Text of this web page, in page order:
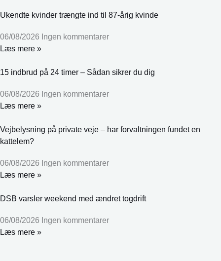
Ukendte kvinder trængte ind til 87-årig kvinde
06/08/2026 Ingen kommentarer
Læs mere »
15 indbrud på 24 timer – Sådan sikrer du dig
06/08/2026 Ingen kommentarer
Læs mere »
Vejbelysning på private veje – har forvaltningen fundet en
kattelem?
06/08/2026 Ingen kommentarer
Læs mere »
DSB varsler weekend med ændret togdrift
06/08/2026 Ingen kommentarer
Læs mere »